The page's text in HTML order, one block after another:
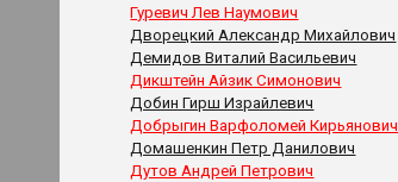
Гуревич Лев Наумович
Дворецкий Александр Михайлович
Демидов Виталий Васильевич
Дикштейн Айзик Симонович
Добин Гирш Израйлевич
Добрыгин Варфоломей Кирьянович
Домашенкин Петр Данилович
Дутов Андрей Петрович